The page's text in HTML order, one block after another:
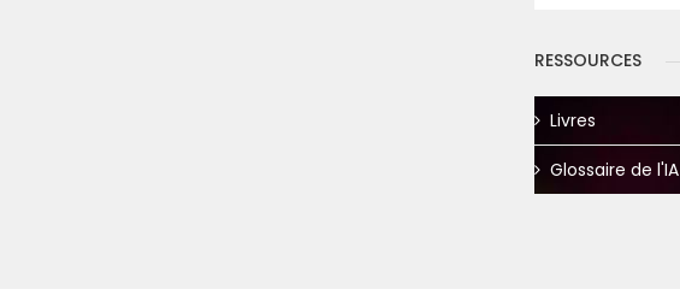
RESSOURCES
Livres
Glossaire de l'IA